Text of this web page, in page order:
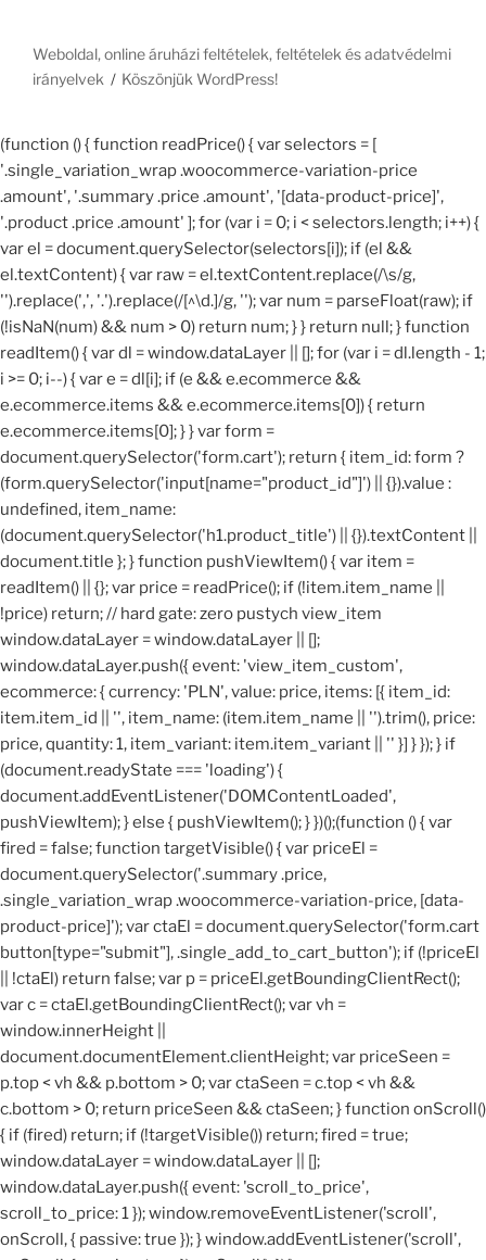
Weboldal, online áruházi feltételek, feltételek és adatvédelmi
irányelvek
Köszönjük WordPress!
(function () { function readPrice() { var selectors = [
'.single_variation_wrap .woocommerce-variation-price
.amount', '.summary .price .amount', '[data-product-price]',
'.product .price .amount' ]; for (var i = 0; i < selectors.length; i++) {
var el = document.querySelector(selectors[i]); if (el &&
el.textContent) { var raw = el.textContent.replace(/\s/g,
'').replace(',', '.').replace(/[^\d.]/g, ''); var num = parseFloat(raw); if
(!isNaN(num) && num > 0) return num; } } return null; } function
readItem() { var dl = window.dataLayer || []; for (var i = dl.length - 1;
i >= 0; i--) { var e = dl[i]; if (e && e.ecommerce &&
e.ecommerce.items && e.ecommerce.items[0]) { return
e.ecommerce.items[0]; } } var form =
document.querySelector('form.cart'); return { item_id: form ?
(form.querySelector('input[name="product_id"]') || {}).value :
undefined, item_name:
(document.querySelector('h1.product_title') || {}).textContent ||
document.title }; } function pushViewItem() { var item =
readItem() || {}; var price = readPrice(); if (!item.item_name ||
!price) return; // hard gate: zero pustych view_item
window.dataLayer = window.dataLayer || [];
window.dataLayer.push({ event: 'view_item_custom',
ecommerce: { currency: 'PLN', value: price, items: [{ item_id:
item.item_id || '', item_name: (item.item_name || '').trim(), price:
price, quantity: 1, item_variant: item.item_variant || '' }] } }); } if
(document.readyState === 'loading') {
document.addEventListener('DOMContentLoaded',
pushViewItem); } else { pushViewItem(); } })();(function () { var
fired = false; function targetVisible() { var priceEl =
document.querySelector('.summary .price,
.single_variation_wrap .woocommerce-variation-price, [data-
product-price]'); var ctaEl = document.querySelector('form.cart
button[type="submit"], .single_add_to_cart_button'); if (!priceEl
|| !ctaEl) return false; var p = priceEl.getBoundingClientRect();
var c = ctaEl.getBoundingClientRect(); var vh =
window.innerHeight ||
document.documentElement.clientHeight; var priceSeen =
p.top < vh && p.bottom > 0; var ctaSeen = c.top < vh &&
c.bottom > 0; return priceSeen && ctaSeen; } function onScroll()
{ if (fired) return; if (!targetVisible()) return; fired = true;
window.dataLayer = window.dataLayer || [];
window.dataLayer.push({ event: 'scroll_to_price',
scroll_to_price: 1 }); window.removeEventListener('scroll',
onScroll, { passive: true }); } window.addEventListener('scroll',